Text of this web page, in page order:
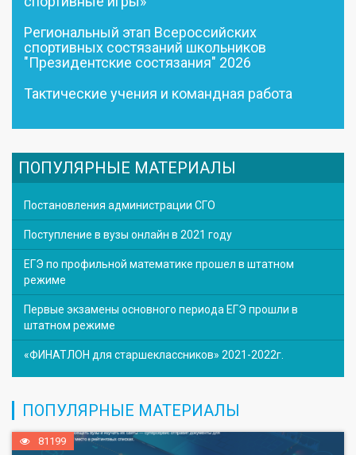
Региональный этап Всероссийских
спортивных состязаний школьников
"Президентские состязания" 2026
Тактические учения и командная работа
ПОПУЛЯРНЫЕ МАТЕРИАЛЫ
Постановления администрации СГО
Поступление в вузы онлайн в 2021 году
ЕГЭ по профильной математике прошел в штатном
режиме
Первые экзамены основного периода ЕГЭ прошли в
штатном режиме
«ФИНАТЛОН для старшеклассников» 2021-2022г.
ПОПУЛЯРНЫЕ МАТЕРИАЛЫ
81199